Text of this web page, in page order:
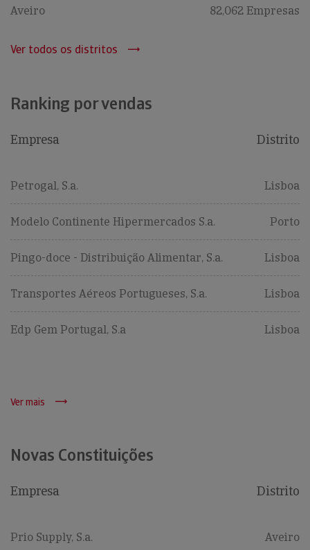
Aveiro 82,062 Empresas
Ver todos os distritos
Ranking por vendas
Empresa Distrito
Petrogal, S.a. Lisboa
Modelo Continente Hipermercados S.a. Porto
Pingo-doce - Distribuição Alimentar, S.a. Lisboa
Transportes Aéreos Portugueses, S.a. Lisboa
Edp Gem Portugal, S.a Lisboa
Ver mais
Novas Constituições
Empresa Distrito
Prio Supply, S.a. Aveiro